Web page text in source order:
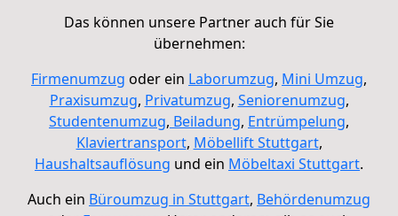
Das können unsere Partner auch für Sie
übernehmen:
Firmenumzug oder ein Laborumzug, Mini Umzug,
Praxisumzug, Privatumzug, Seniorenumzug,
Studentenumzug, Beiladung, Entrümpelung,
Klaviertransport, Möbellift Stuttgart,
Haushaltsauflösung und ein Möbeltaxi Stuttgart.
Auch ein Büroumzug in Stuttgart, Behördenumzug